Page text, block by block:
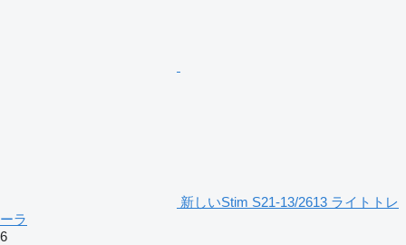
新しいStim S21-13/2613 ライトトレ
ーラ
6